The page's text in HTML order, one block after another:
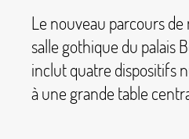
Le nouveau parcours
salle gothique du palais
inclut quatre dispositifs
à une grande table